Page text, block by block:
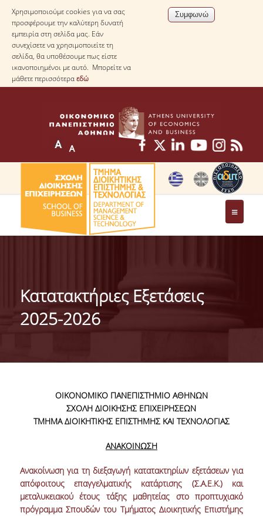
Χρησιμοποιούμε cookies για να σας
προσφέρουμε την καλύτερη δυνατή
εμπειρία στη σελίδα μας. Εάν
συνεχίσετε να χρησιμοποιείτε τη
σελίδα, θα υποθέσουμε πως είστε
ικανοποιημένοι με αυτό. Μπορείτε να
μάθετε περισσότεραεδώ
ΤΟ ΤΜΗΜΑ
ΤΑΥΤΟΤΗΤΑ ΤΟΥ ΤΜΗΜΑΤΟΣ
ΑΠΟΣΤΟΛΗ ΤΟΥ ΤΜΗΜΑΤΟΣ
TESTIMONIALS ΔΙΑΚΡΙΣΕΩΝ
ΓΙΑ ΜΑΘΗΤΕΣ ΛΥΚΕΙΟΥ
ΠΡΟΓΡΑΜΜΑ ΥΠΟΤΡΟΦΙΩΝ
ΚΡΙΤΗΡΙΑ ΚΑΙ ΔΙΑΔΙΚΑΣΙΑ ΕΠΙΛΟΓΗΣ
Κατατακτήριες Εξετάσεις
2025-2026
ΟΙΚΟΝΟΜΙΚΟ ΠΑΝΕΠΙΣΤΗΜΙΟ ΑΘΗΝΩΝ
ΣΧΟΛΗ ΔΙΟΙΚΗΣΗΣ ΕΠΙΧΕΙΡΗΣΕΩΝ
ΤΜΗΜΑ ΔΙΟΙΚΗΤΙΚΗΣ ΕΠΙΣΤΗΜΗΣ ΚΑΙ ΤΕΧΝΟΛΟΓΙΑΣ
ΑΝΑΚΟΙΝΩΣΗ
Ανακοίνωση για τη διεξαγωγή κατατακτηρίων εξετάσεων για
απόφοιτους επαγγελματικής κατάρτισης (Σ.Α.Ε.Κ.) και
μεταλυκειακού έτους τάξης μαθητείας στο προπτυχιακό
πρόγραμμα Σπουδών του Τμήματος Διοικητικής Επιστήμης